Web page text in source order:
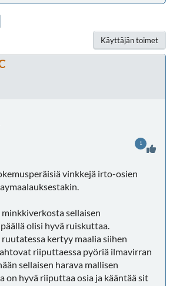
Käyttäjän toimet
vinkkejä irto-osien
sellaisen
olisi hyvä ruiskuttaa.
kertyy maalia siihen
riiputtaessa pyöriä ilmavirran
sellaisen harava mallisen
on hyvä riiputtaa osia ja kääntää sit
1